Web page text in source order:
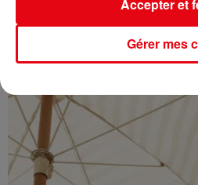
Éclipse solaire du 12 août : où
Gérer mes
Accepter et